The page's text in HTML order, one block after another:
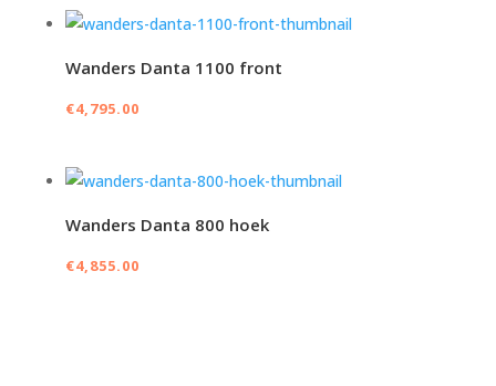
Wanders Danta 1100 front
€4,795.00
Wanders Danta 800 hoek
€4,855.00